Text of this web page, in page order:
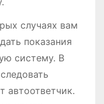
случаях вам
показания
систему. В
автоответчик.